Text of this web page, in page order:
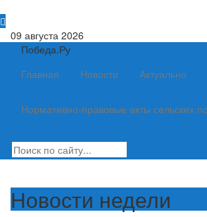
09 августа 2026
Победа.Ру
Главная
Новости Актуально
Нормативно-правовые акты сельских
Новости недели